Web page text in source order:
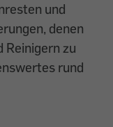
und
denen
Reinigern zu
rund